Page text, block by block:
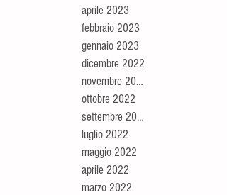
aprile 2023
febbraio 2023
gennaio 2023
dicembre 2022
novembre 2022
ottobre 2022
settembre 2022
luglio 2022
maggio 2022
aprile 2022
marzo 2022